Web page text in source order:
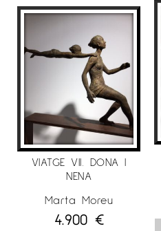
VIATGE VII. DONA I
NENA
Marta Moreu
4.900 €